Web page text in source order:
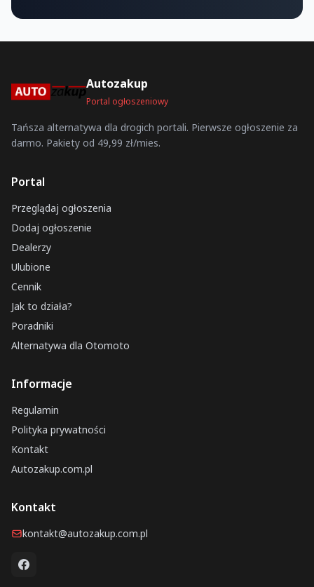
Autozakup
Portal ogłoszeniowy
Tańsza alternatywa dla drogich portali. Pierwsze ogłoszenie za
darmo. Pakiety od 49,99 zł/mies.
Portal
Przeglądaj ogłoszenia
Dodaj ogłoszenie
Dealerzy
Ulubione
Cennik
Jak to działa?
Poradniki
Alternatywa dla Otomoto
Informacje
Regulamin
Polityka prywatności
Kontakt
Autozakup.com.pl
Kontakt
kontakt@autozakup.com.pl